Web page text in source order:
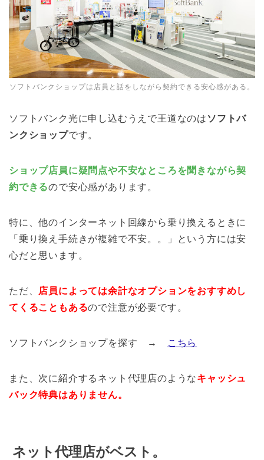
ソフトバンクショップは店員と話をしながら契約できる安心感がある。
ソフトバンク光に申し込むうえで王道なのは ソフトバ
ンクショップです。
ショップ店員に疑問点や不安なところを聞きながら契
約できるので安心感があります。
特に、他のインターネット回線から乗り換えるときに
「乗り換え手続きが複雑で不安。。」という方には安
心だと思います。
ただ、 店員によっては余計なオプションをおすすめし
てくることもあるので注意が必要です。
ソフトバンクショップを探す → こちら
また、次に紹介するネット代理店のようなキャッシュ
バック特典はありません。
ネット代理店がベスト。